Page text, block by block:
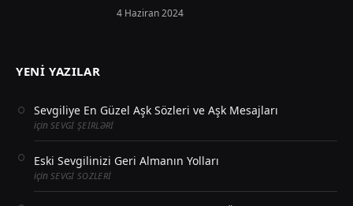
4 Haziran 2024
YENI YAZILAR
Sevgiliye En Güzel Aşk Sözleri ve Aşk Mesajları
için SEVGI ŞEIRLƏRI
Eski Sevgilinizi Geri Almanın Yolları
için SEVGI SOZLERI